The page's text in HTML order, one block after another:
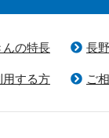
んの特長 長
用する方 ご